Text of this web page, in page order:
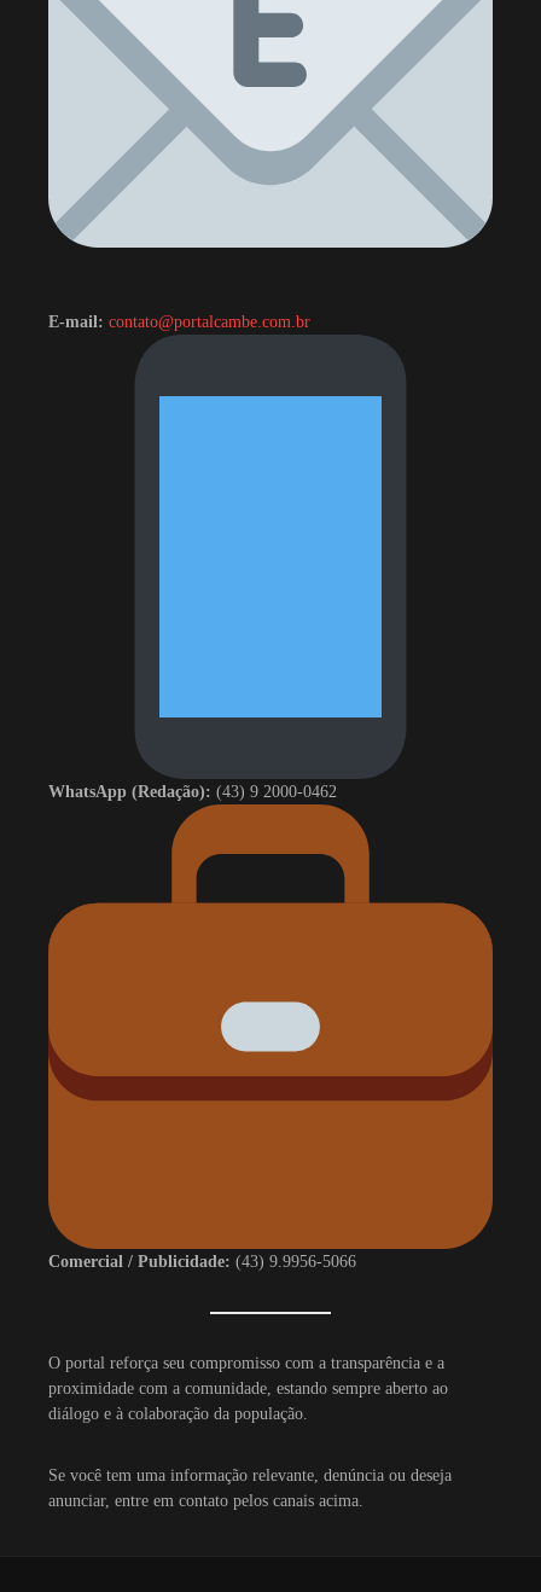
E-mail: contato@portalcambe.com.br
WhatsApp (Redação): (43) 9 2000-0462
Comercial / Publicidade: (43) 9.9956-5066
O portal reforça seu compromisso com a transparência e a
proximidade com a comunidade, estando sempre aberto ao
diálogo e à colaboração da população.
Se você tem uma informação relevante, denúncia ou deseja
anunciar, entre em contato pelos canais acima.